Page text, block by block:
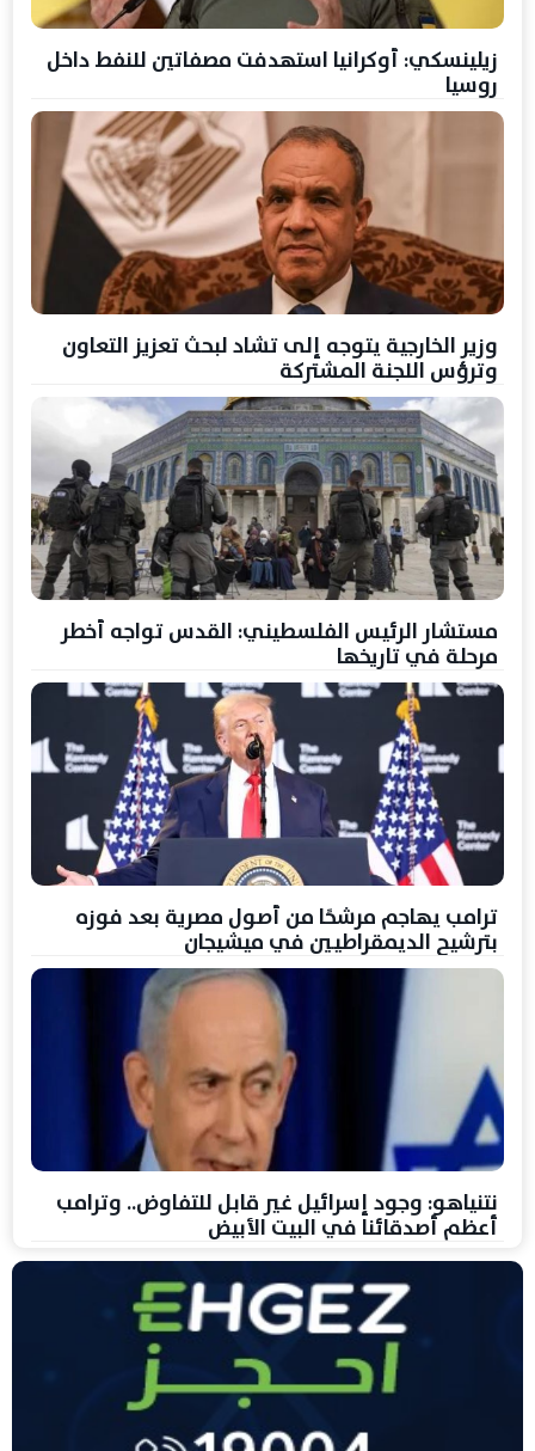
زيلينسكي: أوكرانيا استهدفت مصفاتين للنفط داخل
روسيا
وزير الخارجية يتوجه إلى تشاد لبحث تعزيز التعاون
وترؤس اللجنة المشتركة
مستشار الرئيس الفلسطيني: القدس تواجه أخطر
مرحلة في تاريخها
ترامب يهاجم مرشحًا من أصول مصرية بعد فوزه
بترشيح الديمقراطيين في ميشيجان
نتنياهو: وجود إسرائيل غير قابل للتفاوض.. وترامب
أعظم أصدقائنا في البيت الأبيض